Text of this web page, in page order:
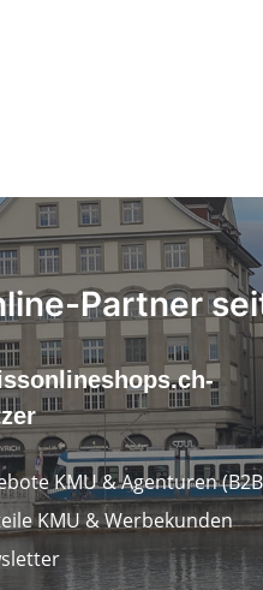
Partner
KMU & Agenturen
KMU & Werbekunden